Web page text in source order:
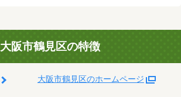
大阪市鶴見区の特徴
大阪市鶴見区のホームページ